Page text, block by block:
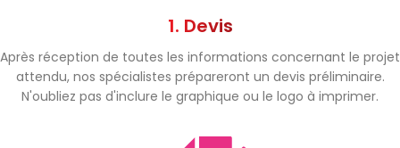
1. Devis
Après réception de toutes les informations concernant le projet
attendu, nos spécialistes prépareront un devis préliminaire.
N'oubliez pas d'inclure le graphique ou le logo à imprimer.